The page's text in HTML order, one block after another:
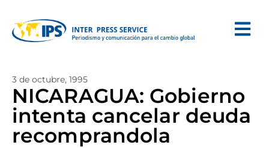
3 de octubre, 1995
NICARAGUA: Gobierno
intenta cancelar deuda
recomprandola